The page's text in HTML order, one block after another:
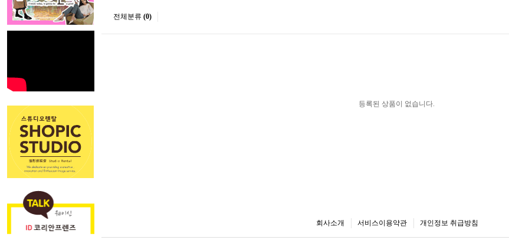
전체분류 (0)
등록된 상품이 없습니다.
회사소개 서비스이용약관 개인정보 취급방침